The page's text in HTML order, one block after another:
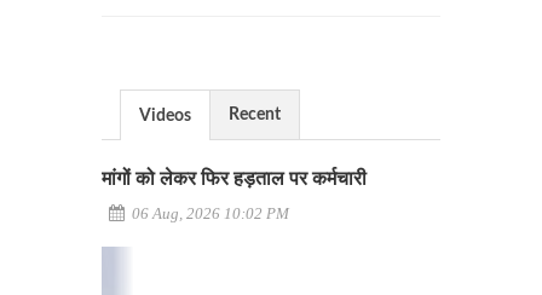
Videos Recent
मांगों को लेकर फिर हड़ताल पर कर्मचारी
06 Aug, 2026 10:02 PM